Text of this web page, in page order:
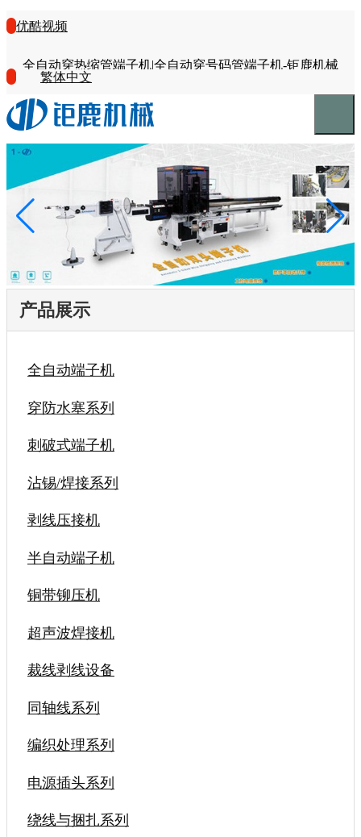
优酷视频
全自动穿热缩管端子机|全自动穿号码管端子机-钜鹿机械
繁体中文
产品展示
全自动端子机
穿防水塞系列
刺破式端子机
沾锡/焊接系列
剥线压接机
半自动端子机
铜带铆压机
超声波焊接机
裁线剥线设备
同轴线系列
编织处理系列
电源插头系列
绕线与捆扎系列